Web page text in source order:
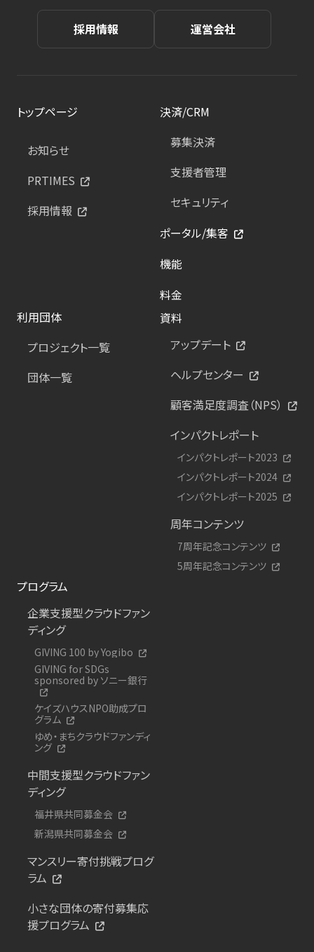
採用情報 運営会社
トップページ
お知らせ
PRTIMES
採用情報
決済/CRM
募集決済
支援者管理
セキュリティ
ポータル/集客
機能
料金
利用団体
プロジェクト一覧
団体一覧
資料
アップデート
ヘルプセンター
顧客満足度調査（NPS）
インパクトレポート
インパクトレポート2023
インパクトレポート2024
インパクトレポート2025
周年コンテンツ
7周年記念コンテンツ
5周年記念コンテンツ
プログラム
企業支援型クラウドファン
ディング
GIVING 100 by Yogibo
GIVING for SDGs
sponsored by ソニー銀行
ケイズハウスNPO助成プロ
グラム
ゆめ・まちクラウドファンディ
ング
中間支援型クラウドファン
ディング
福井県共同募金会
新潟県共同募金会
マンスリー寄付挑戦プログ
ラム
小さな団体の寄付募集応
援プログラム